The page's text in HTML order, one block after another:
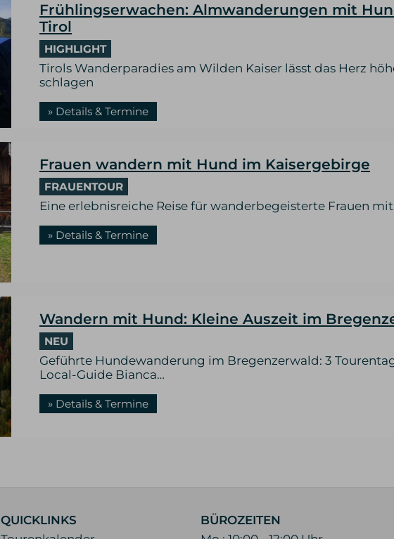
Frühlingserwachen: Almwanderungen mit
Tirol
HIGHLIGHT
Tirols Wanderparadies am Wilden Kaiser lässt das Herz
schlagen
» Details & Termine
Frauen wandern mit Hund im Kaisergebirge
FRAUENTOUR
Eine erlebnisreiche Reise für wanderbegeisterte Frauen
» Details & Termine
Wandern mit Hund: Kleine Auszeit im
NEU
Geführte Hundewanderung im Bregenzerwald: 3
Local-Guide Bianca…
» Details & Termine
QUICKLINKS
BÜROZEITEN